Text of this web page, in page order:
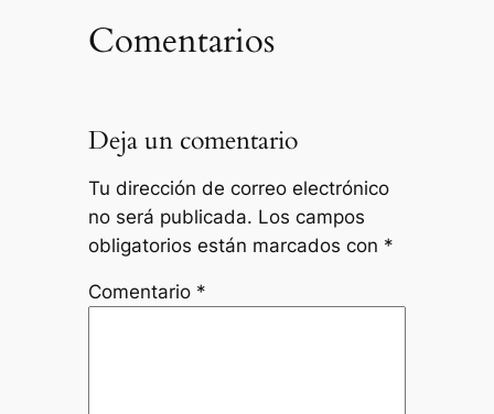
Comentarios
Deja un comentario
Tu dirección de correo electrónico
no será publicada. Los campos
obligatorios están marcados con *
Comentario *